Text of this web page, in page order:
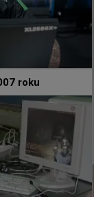
ów CS:GO,
to, to i to
roku